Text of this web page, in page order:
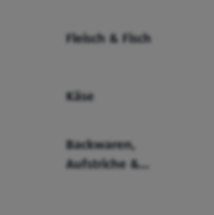
Fleisch & Fisch
Käse
Backwaren,
Aufstriche &